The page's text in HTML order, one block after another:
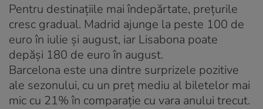
Pentru destinațiile mai îndepărtate, prețurile
cresc gradual. Madrid ajunge la peste 100 de
euro în iulie și august, iar Lisabona poate
depăși 180 de euro în august.
Barcelona este una dintre surprizele pozitive
ale sezonului, cu un preț mediu al biletelor mai
mic cu 21% în comparație cu vara anului trecut.